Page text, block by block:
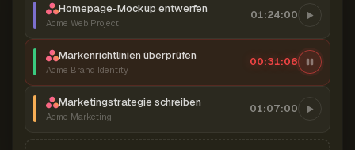
Homepage-Mockup entwerfen
Acme Web Project
01:24:00
Markenrichtlinien überprüfen
Acme Brand Identity
00:31:07
Marketingstrategie schreiben
Acme Marketing
01:07:00